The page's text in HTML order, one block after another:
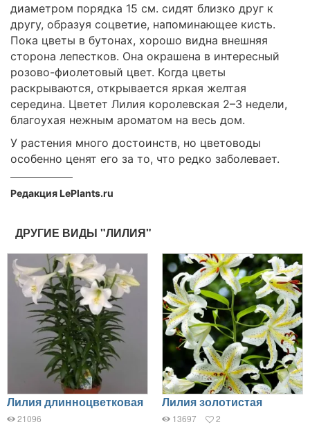
диаметром порядка 15 см. сидят близко друг к
другу, образуя соцветие, напоминающее кисть.
Пока цветы в бутонах, хорошо видна внешняя
сторона лепестков. Она окрашена в интересный
розово-фиолетовый цвет. Когда цветы
раскрываются, открывается яркая желтая
середина. Цветет Лилия королевская 2–3 недели,
благоухая нежным ароматом на весь дом.
У растения много достоинств, но цветоводы
особенно ценят его за то, что редко заболевает.
Редакция LePlants.ru
ДРУГИЕ ВИДЫ "ЛИЛИЯ"
Лилия длинноцветковая
21096
Лилия золотистая
13697 2